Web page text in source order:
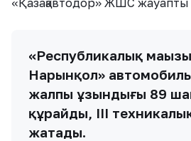
«Қазақавтодор» ЖШС жауапты
«Республикалық
Нарынқол»
жалпы ұзындығы 89
құрайды, III
жатады.